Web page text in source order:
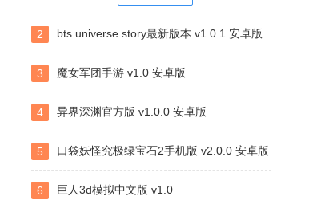
2 bts universe story最新版本 v1.0.1 安卓版
3 魔女军团手游 v1.0 安卓版
4 异界深渊官方版 v1.0.0 安卓版
5 口袋妖怪究极绿宝石2手机版 v2.0.0 安卓版
6 巨人3d模拟中文版 v1.0